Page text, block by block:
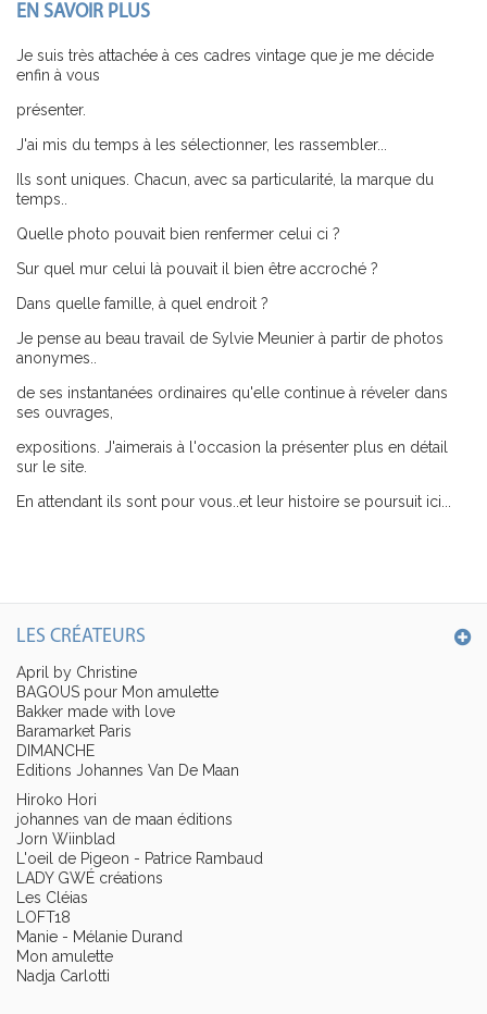
EN SAVOIR PLUS
Je suis très attachée à ces cadres vintage que je me décide
enfin à vous
présenter.
J'ai mis du temps à les sélectionner, les rassembler...
Ils sont uniques. Chacun, avec sa particularité, la marque du
temps..
Quelle photo pouvait bien renfermer celui ci ?
Sur quel mur celui là pouvait il bien être accroché ?
Dans quelle famille, à quel endroit ?
Je pense au beau travail de Sylvie Meunier à partir de photos
anonymes..
de ses instantanées ordinaires qu'elle continue à réveler dans
ses ouvrages,
expositions. J'aimerais à l'occasion la présenter plus en détail
sur le site.
En attendant ils sont pour vous..et leur histoire se poursuit ici...
LES CRÉATEURS
April by Christine
BAGOUS pour Mon amulette
Bakker made with love
Baramarket Paris
DIMANCHE
Editions Johannes Van De Maan
Hiroko Hori
johannes van de maan éditions
Jorn Wiinblad
L'oeil de Pigeon - Patrice Rambaud
LADY GWÉ créations
Les Cléias
LOFT18
Manie - Mélanie Durand
Mon amulette
Nadja Carlotti